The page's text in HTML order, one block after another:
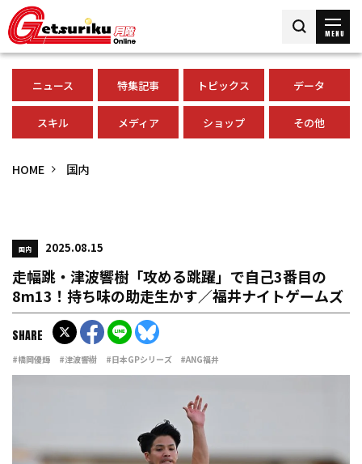
MENU
ニュース 特集記事 トピックス データ
スキル メディア ショップ その他
HOME 国内
国内 2025.08.15
走幅跳・津波響樹「攻める跳躍」で自己3番目の
8m13！持ち味の助走生かす／福井ナイトゲームズ
#橋岡優輝 #津波響樹 #日本GPシリーズ #ANG福井
SHARE